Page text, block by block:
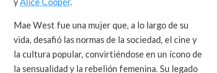
Mae West fue una mujer que, a lo largo de su
vida, desafió las normas de la sociedad, el cine y
la cultura popular, convirtiéndose en un ícono de
la sensualidad y la rebelión femenina. Su legado